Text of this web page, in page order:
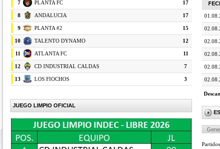
7 PLANTA FC 17
8 ANDALUCIA 17
9 PLANTA #2 15
10 TALENTO DYNAMO 12
11 ATLANTA FC 11
12 CD INDUSTRIAL CALDAS 7
13 LOS FIOCHOS 3
JUEGO LIMPIO OFICIAL
Partidos